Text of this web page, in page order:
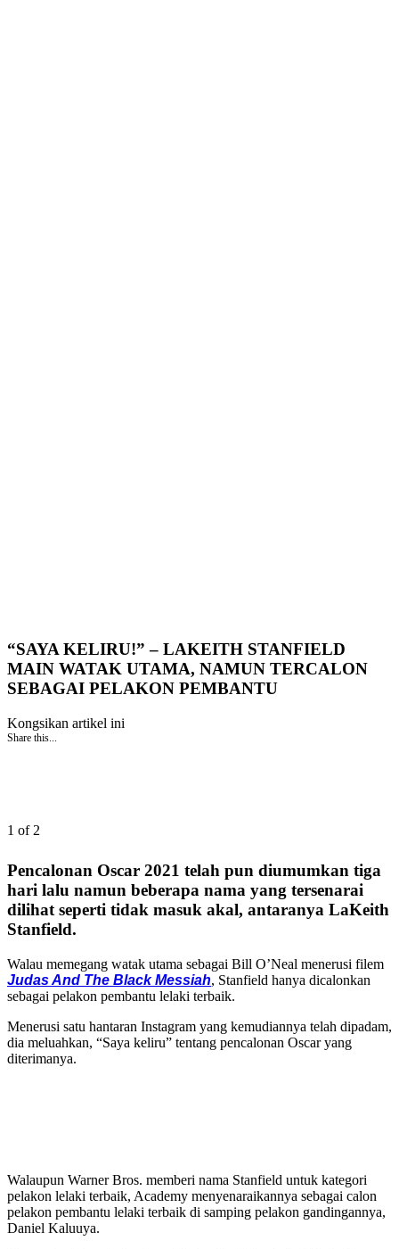
“SAYA KELIRU!” – LAKEITH STANFIELD
MAIN WATAK UTAMA, NAMUN TERCALON
SEBAGAI PELAKON PEMBANTU
Kongsikan artikel ini
Share this...
1 of 2
Pencalonan Oscar 2021 telah pun diumumkan tiga
hari lalu namun beberapa nama yang tersenarai
dilihat seperti tidak masuk akal, antaranya LaKeith
Stanfield.
Walau memegang watak utama sebagai Bill O’Neal menerusi filem
Judas And The Black Messiah, Stanfield hanya dicalonkan
sebagai pelakon pembantu lelaki terbaik.
Menerusi satu hantaran Instagram yang kemudiannya telah dipadam,
dia meluahkan, “Saya keliru” tentang pencalonan Oscar yang
diterimanya.
Walaupun Warner Bros. memberi nama Stanfield untuk kategori
pelakon lelaki terbaik, Academy menyenaraikannya sebagai calon
pelakon pembantu lelaki terbaik di samping pelakon gandingannya,
Daniel Kaluuya.